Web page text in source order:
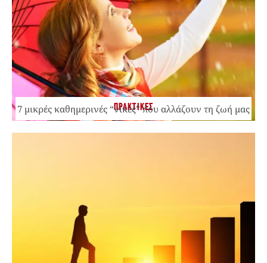
ΠΡΑΚΤΙΚΕΣ
7 μικρές καθημερινές “νίκες” που αλλάζουν τη ζωή μας